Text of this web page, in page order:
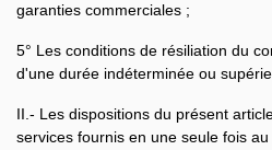
garanties commerciales ;
5° Les conditions de résiliation du
d'une durée indéterminée ou
II.- Les dispositions du présent
services fournis en une seule fois